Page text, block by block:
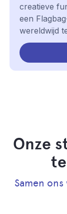
creatieve
een
wereldwijd
Onze
Samen